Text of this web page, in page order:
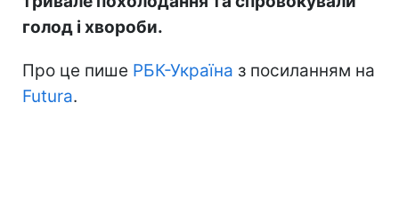
голод і хвороби.
Про це пише РБК-Україна з посиланням на
Futura.